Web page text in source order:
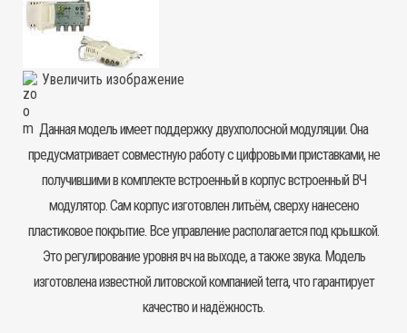
Увеличить изображение
Данная модель имеет поддержку двухполосной модуляции. Она
предусматривает совместную работу с цифровыми приставками, не
получившими в комплекте встроенный в корпус встроенный ВЧ
модулятор. Сам корпус изготовлен литьём, сверху нанесено
пластиковое покрытие. Все управление располагается под крышкой.
Это регулирование уровня вч на выходе, а также звука. Модель
изготовлена известной литовской компанией terra, что гарантирует
качество и надёжность.